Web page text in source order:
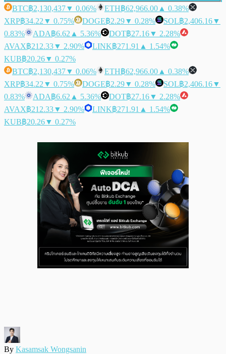
BTC฿2,130,437▼ 0.06% ETH฿62,966.00 ▲ 0.38%
XRP฿34.22 ▼ 0.75% DOGE฿2.29▼ 0.28% SOL฿2,406.16▼
0.83%
ADA฿6.62 ▲ 5.36% DOT฿27.16▼ 2.28%
AVAX฿212.33▼ 2.90% LINK฿271.91 ▲ 1.54%
KUB฿20.26▼ 0.27%
BTC฿2,130,437▼ 0.06% ETH฿62,966.00 ▲ 0.38%
XRP฿34.22 ▼ 0.75% DOGE฿2.29▼ 0.28% SOL฿2,406.16▼
0.83%
ADA฿6.62 ▲ 5.36% DOT฿27.16▼ 2.28%
AVAX฿212.33▼ 2.90% LINK฿271.91 ▲ 1.54%
KUB฿20.26▼ 0.27%
By Kasamsak Wongsanin